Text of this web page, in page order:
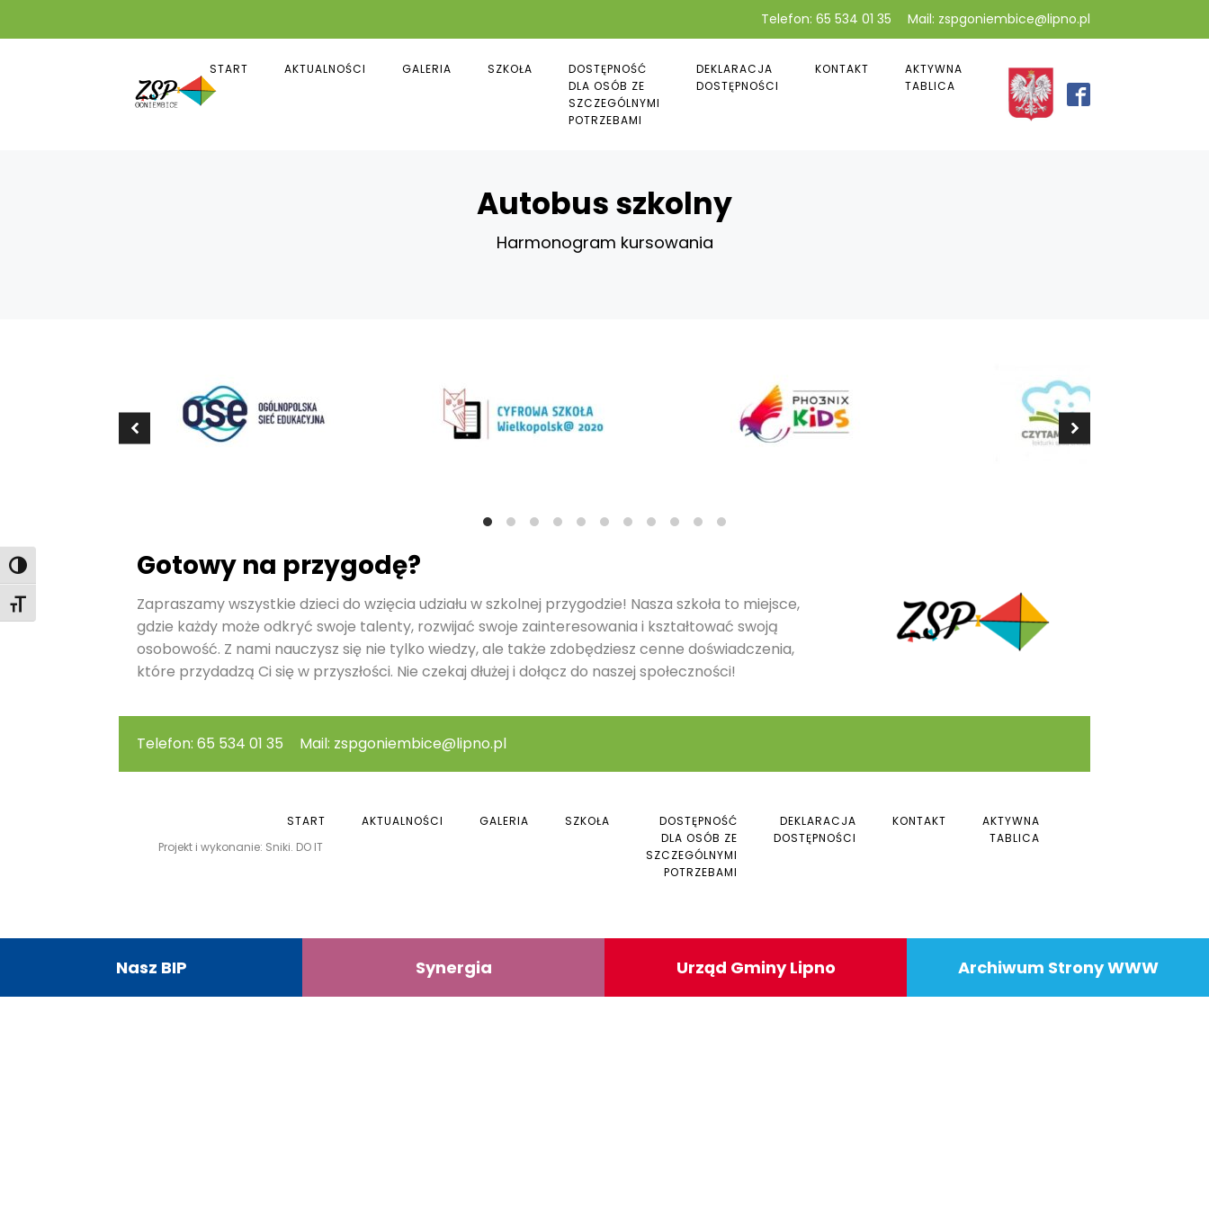
Toggle High Contrast
Toggle Font size
Telefon: 65 534 01 35 Mail: zspgoniembice@lipno.pl
START AKTUALNOŚCI GALERIA SZKOŁA
DOSTĘPNOŚĆ
DLA OSÓB ZE
SZCZEGÓLNYMI
POTRZEBAMI
DEKLARACJA
DOSTĘPNOŚCI
KONTAKT
AKTYWNA
TABLICA
Autobus szkolny
Harmonogram kursowania
Gotowy na przygodę?
Zapraszamy wszystkie dzieci do wzięcia udziału w szkolnej przygodzie! Nasza szkoła to miejsce,
gdzie każdy może odkryć swoje talenty, rozwijać swoje zainteresowania i kształtować swoją
osobowość. Z nami nauczysz się nie tylko wiedzy, ale także zdobędziesz cenne doświadczenia,
które przydadzą Ci się w przyszłości. Nie czekaj dłużej i dołącz do naszej społeczności!
Telefon: 65 534 01 35 Mail: zspgoniembice@lipno.pl
Projekt i wykonanie: Sniki. DO IT
START AKTUALNOŚCI GALERIA SZKOŁA
DOSTĘPNOŚĆ
DLA OSÓB ZE
SZCZEGÓLNYMI
POTRZEBAMI
DEKLARACJA
DOSTĘPNOŚCI
KONTAKT
AKTYWNA
TABLICA
Nasz BIP Synergia Urząd Gminy Lipno Archiwum Strony WWW